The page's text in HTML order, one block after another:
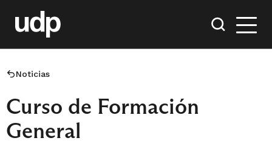
Noticias
Curso de Formación
General